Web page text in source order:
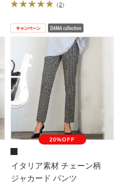
（2）
20%OFF
イタリア素材 チェーン柄
ジャカード パンツ